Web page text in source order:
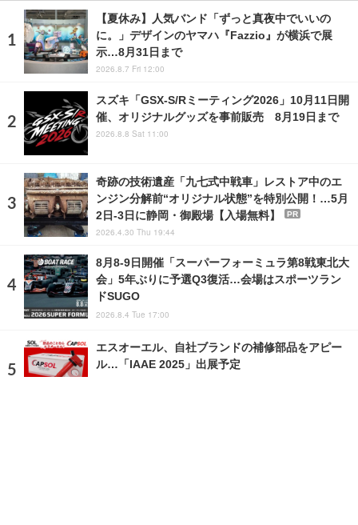
【夏休み】人気バンド「ずっと真夜中でいいの
に。」デザインのヤマハ『Fazzio』が横浜で展
示…8月31日まで
2026.8.7 Fri 12:00
スズキ「GSX-S/Rミーティング2026」10月11日開
催、オリジナルグッズを事前販売 8月19日まで
2026.8.8 Sat 11:00
奇跡の技術遺産「九七式中戦車」レストア中のエ
ンジン分解前“オリジナル状態”を特別公開！…5月
2日-3日に静岡・御殿場【入場無料】
PR
2026.4.30 Thu 19:44
8月8‐9日開催「スーパーフォーミュラ第8戦東北大
会」5年ぶりに予選Q3復活…会場はスポーツラン
ドSUGO
2026.8.4 Tue 17:00
エスオーエル、自社ブランドの補修部品をアピー
ル…「IAAE 2025」出展予定